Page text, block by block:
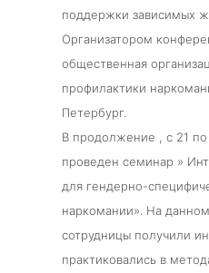
поддержки зависимых
Организатором
общественная
профилактики
Петербург.
В продолжение , с 21
проведен семинар »
для гендерно-
наркомании». На
сотрудницы получили
практиковались в